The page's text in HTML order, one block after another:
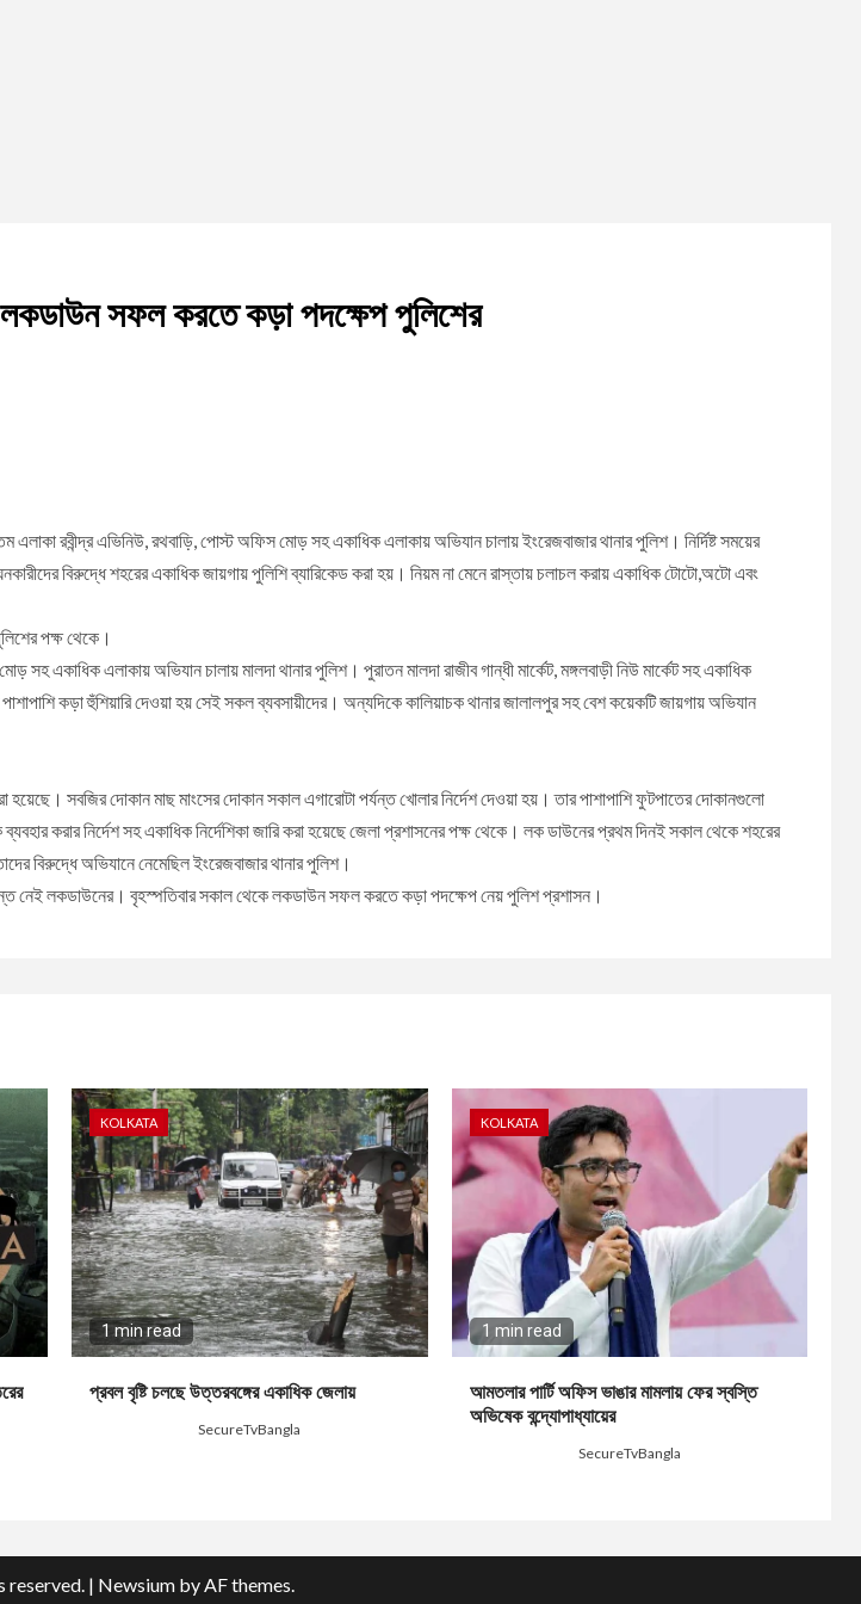
লকডাউন সফল করতে কড়া পদক্ষেপ পুলিশের
রবীন্দ্র এভিনিউ, রথবাড়ি, পোস্ট অফিস মোড় সহ একাধিক এলাকায় অভিযান চালায় ইংরেজবাজার থানার পুলিশ। নির্দিষ্ট সময়ের
বিরুদ্ধে শহরের একাধিক জায়গায় পুলিশি ব্যারিকেড করা হয়। নিয়ম না মেনে রাস্তায় চলাচল করায় একাধিক টোটো,অটো এবং
পক্ষ থেকে।
সহ একাধিক এলাকায় অভিযান চালায় মালদা থানার পুলিশ। পুরাতন মালদা রাজীব গান্ধী মার্কেট, মঙ্গলবাড়ী নিউ মার্কেট সহ একাধিক
কড়া হুঁশিয়ারি দেওয়া হয় সেই সকল ব্যবসায়ীদের। অন্যদিকে কালিয়াচক থানার জালালপুর সহ বেশ কয়েকটি জায়গায় অভিযান
হয়েছে। সবজির দোকান মাছ মাংসের দোকান সকাল এগারোটা পর্যন্ত খোলার নির্দেশ দেওয়া হয়। তার পাশাপাশি ফুটপাতের দোকানগুলো
করার নির্দেশ সহ একাধিক নির্দেশিকা জারি করা হয়েছে জেলা প্রশাসনের পক্ষ থেকে। লক ডাউনের প্রথম দিনই সকাল থেকে শহরের
বিরুদ্ধে অভিযানে নেমেছিল ইংরেজবাজার থানার পুলিশ।
নেই লকডাউনের। বৃহস্পতিবার সকাল থেকে লকডাউন সফল করতে কড়া পদক্ষেপ নেয় পুলিশ প্রশাসন।
KOLKATA
1 min read
প্রবল বৃষ্টি চলছে উত্তরবঙ্গের একাধিক জেলায়
SecureTvBangla
KOLKATA
1 min read
আমতলার পার্টি অফিস ভাঙার মামলায় ফের স্বস্তি
অভিষেক বন্দ্যোপাধ্যায়ের
SecureTvBangla
reserved. | Newsium by AF themes.